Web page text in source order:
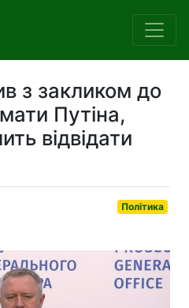
з закликом до
Путіна,
відвідати
Політика